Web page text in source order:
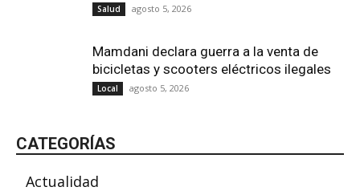
Salud agosto 5, 2026
Mamdani declara guerra a la venta de
bicicletas y scooters eléctricos ilegales
Local agosto 5, 2026
CATEGORÍAS
Actualidad